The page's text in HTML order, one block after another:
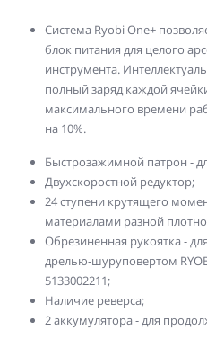
Система Ryobi One+
блок питания для целого
инструмента.
полный заряд каждой
максимального времени
на 10%.
Быстрозажимной патрон -
Двухскоростной редуктор;
24 ступени крутящего
материалами разной
Обрезиненная рукоятка -
дрелью-шуруповертом
5133002211;
Наличие реверса;
2 аккумулятора - для